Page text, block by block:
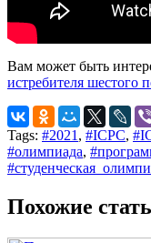
Вам может быть
истребителя шестого
Tags: #2021 , #ICPC,
#олимпиада,
Похожие